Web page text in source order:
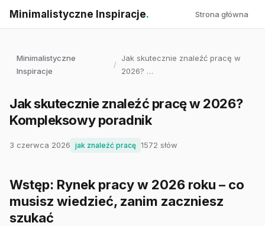
Minimalistyczne Inspiracje. Strona główna
Minimalistyczne
Inspiracje
/
Jak skutecznie znaleźć pracę w
2026? …
Jak skutecznie znaleźć pracę w 2026?
Kompleksowy poradnik
3 czerwca 2026 jak znaleźć pracę 1572 słów
Wstęp: Rynek pracy w 2026 roku – co
musisz wiedzieć, zanim zaczniesz
szukać